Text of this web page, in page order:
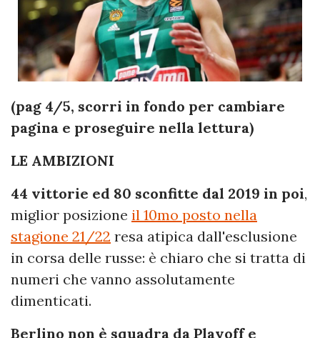
(pag 4/5, scorri in fondo per cambiare
pagina e proseguire nella lettura)
LE AMBIZIONI
44 vittorie ed 80 sconfitte dal 2019 in poi,
miglior posizione il 10mo posto nella
stagione 21/22 resa atipica dall'esclusione
in corsa delle russe: è chiaro che si tratta di
numeri che vanno assolutamente
dimenticati.
Berlino non è squadra da Playoff e